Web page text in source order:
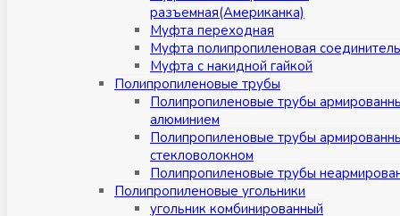
разъемная(Американка)
Муфта переходная
Муфта полипропиленовая
Муфта с накидной гайкой
Полипропиленовые трубы
Полипропиленовые трубы
алюминием
Полипропиленовые трубы
стекловолокном
Полипропиленовые трубы
Полипропиленовые угольники
угольник комбинированный